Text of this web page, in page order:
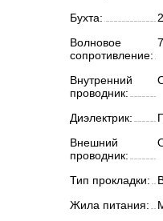
Бухта:
Волновое
сопротивление:
Внутренний
проводник:
Диэлектрик:
Внешний
проводник:
Тип прокладки:
Жила питания: